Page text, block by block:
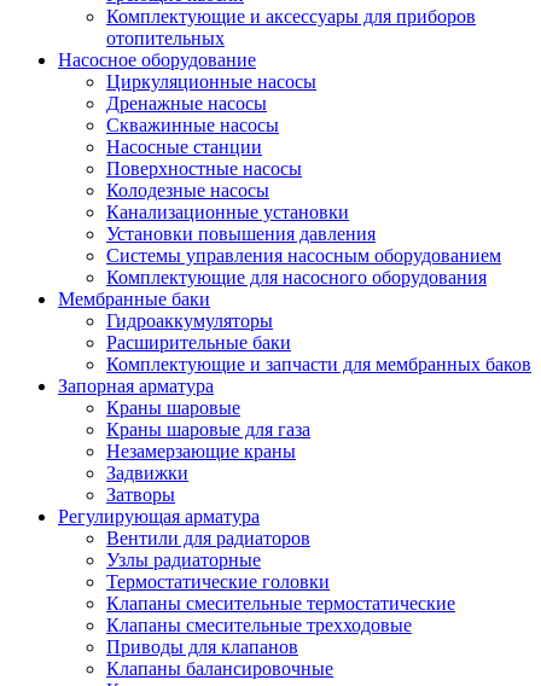
Комплектующие и аксессуары для приборов
отопительных
Насосное оборудование
Циркуляционные насосы
Дренажные насосы
Скважинные насосы
Насосные станции
Поверхностные насосы
Колодезные насосы
Канализационные установки
Установки повышения давления
Системы управления насосным оборудованием
Комплектующие для насосного оборудования
Мембранные баки
Гидроаккумуляторы
Расширительные баки
Комплектующие и запчасти для мембранных баков
Запорная арматура
Краны шаровые
Краны шаровые для газа
Незамерзающие краны
Задвижки
Затворы
Регулирующая арматура
Вентили для радиаторов
Узлы радиаторные
Термостатические головки
Клапаны смесительные термостатические
Клапаны смесительные трехходовые
Приводы для клапанов
Клапаны балансировочные